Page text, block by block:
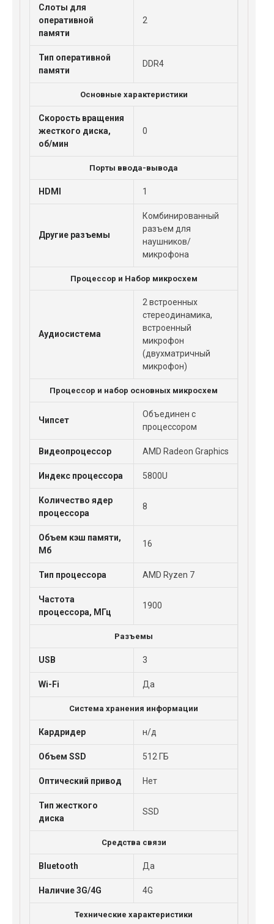
Слоты для
оперативной
памяти
2
Тип оперативной
памяти
DDR4
Основные характеристики
Скорость вращения
жесткого диска,
об/мин
0
Порты ввода-вывода
HDMI 1
Другие разъемы
Комбинированный
разъем для
наушников/
микрофона
Процессор и Набор микросхем
Аудиосистема
2 встроенных
стереодинамика,
встроенный
микрофон
(двухматричный
микрофон)
Процессор и набор основных микросхем
Чипсет
Объединен с
процессором
Видеопроцессор AMD Radeon Graphics
Индекс процессора 5800U
Количество ядер
процессора
8
Объем кэш памяти,
Мб
16
Тип процессора AMD Ryzen 7
Частота
процессора, МГц
1900
Разъемы
USB 3
Wi-Fi Да
Система хранения информации
Кардридер н/д
Объем SSD 512 ГБ
Оптический привод Нет
Тип жесткого
диска
SSD
Средства связи
Bluetooth Да
Наличие 3G/4G 4G
Технические характеристики